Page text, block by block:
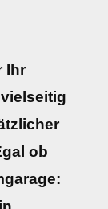
Ihr
ob